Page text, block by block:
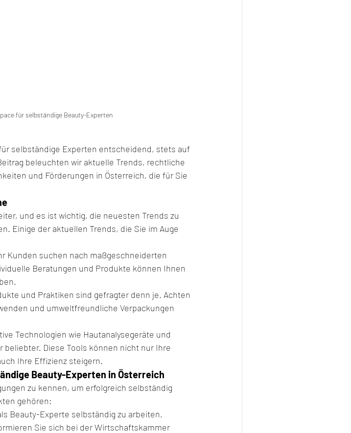
für selbständige Beauty-Experten
selbständige Experten entscheidend, stets auf
beleuchten wir aktuelle Trends, rechtliche
und Förderungen in Österreich, die für Sie
und es ist wichtig, die neuesten Trends zu
Einige der aktuellen Trends, die Sie im Auge
Kunden suchen nach maßgeschneiderten
Beratungen und Produkte können Ihnen
und Praktiken sind gefragter denn je. Achten
und umweltfreundliche Verpackungen
Technologien wie Hautanalysegeräte und
Diese Tools können nicht nur Ihre
Ihre Effizienz steigern.
Beauty-Experten in Österreich
zu kennen, um erfolgreich selbständig
gehören:
Beauty-Experte selbständig zu arbeiten,
Sie sich bei der Wirtschaftskammer